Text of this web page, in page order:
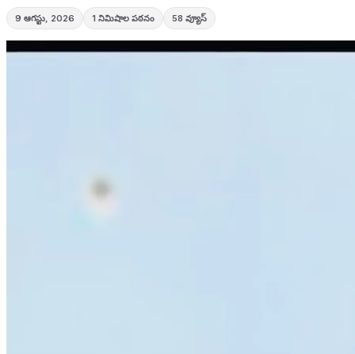
9 ఆగస్టు, 2026 1 నిమిషాల పఠనం 58 వ్యూస్